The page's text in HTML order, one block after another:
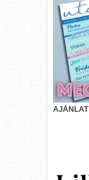
AJÁNLAT